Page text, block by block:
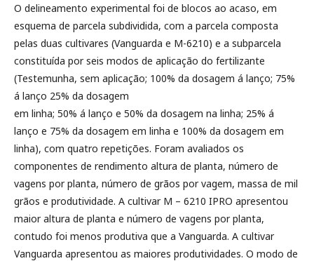
O delineamento experimental foi de blocos ao acaso, em
esquema de parcela subdividida, com a parcela composta
pelas duas cultivares (Vanguarda e M-6210) e a subparcela
constituída por seis modos de aplicação do fertilizante
(Testemunha, sem aplicação; 100% da dosagem á lanço; 75%
á lanço 25% da dosagem
em linha; 50% á lanço e 50% da dosagem na linha; 25% á
lanço e 75% da dosagem em linha e 100% da dosagem em
linha), com quatro repetições. Foram avaliados os
componentes de rendimento altura de planta, número de
vagens por planta, número de grãos por vagem, massa de mil
grãos e produtividade. A cultivar M – 6210 IPRO apresentou
maior altura de planta e número de vagens por planta,
contudo foi menos produtiva que a Vanguarda. A cultivar
Vanguarda apresentou as maiores produtividades. O modo de